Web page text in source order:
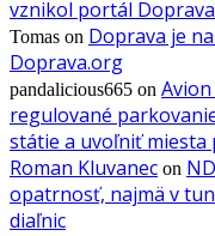
vznikol portál
Tomas on Doprava je
Doprava.org
pandalicious665 on Avion
regulované
státie a uvoľniť miesta
Roman Kluvanec on
opatrnosť, najmä v
diaľnic